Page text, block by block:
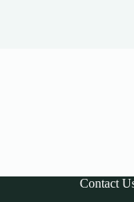
Contact